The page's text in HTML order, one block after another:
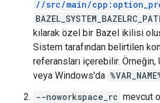
//src/main/
kılarak özel bir Bazel ikilisi
Sistem tarafından belirtilen
referansları içerebilir. Örneğin,
veya Windows'da
--noworkspace_rc mevcut